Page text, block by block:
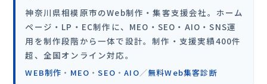
神奈川県相模原市のWeb制作・集客支援会社。ホーム
ページ・LP・EC制作に、MEO・SEO・AIO・SNS運
用を制作段階から一体で設計。制作・支援実績400件
超、全国オンライン対応。
WEB制作 ・ MEO ・SEO ・AIO／無料Web集客診断